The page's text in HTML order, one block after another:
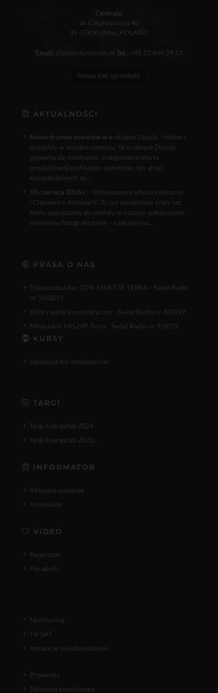
Centrala:
ul. Ciepłownicza 40
31-574 Kraków, POLAND
Email: dipol@dipol.com.pl Tel.: +48 12 644 29 13
Nasza sieć sprzedaży
AKTUALNOŚCI
Nowe drzewo towarów w e-sklepie Dipola - dobierz
produkty w obrębie systemu. W e-sklepie Dipola
pojawiła się możliwość przeglądania oferty
produktowej pod kątem systemów, tzn. grup
kompatybilnych ze...
10 czerwca 2026 r. - Jubileuszowa edycja konkursu
"Ciekawie o Antenach". To już dwudziesty piąty raz,
kiedy zapraszamy do udziału w naszym wakacyjnym
wyzwaniu fotograficznym – czekamy na...
PRASA O NAS
Transmodulator TDX-4168 FTA TERRA - Świat Radio
nr 10/2019
Dobry kabel koncentryczny - Świat Radio nr 8/2019
Modulator MI520P Terra - Świat Radio nr 9/2019
KURSY
Szkolenia dla instalatorów
TARGI
Targi Energetab 2024.
Targi Energetab 2023.
INFORMATOR
Aktualne wydanie
Archiwum
VIDEO
Reportaże
Poradniki
Monitoring
TV-SAT
Instalacje światłowodowe
Przewody
Telefonia komórkowa